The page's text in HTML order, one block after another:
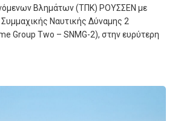
Βλημάτων (ΤΠΚ) ΡΟΥΣΣΕΝ με
Ναυτικής Δύναμης 2
Group Two – SNMG-2), στην ευρύτερη